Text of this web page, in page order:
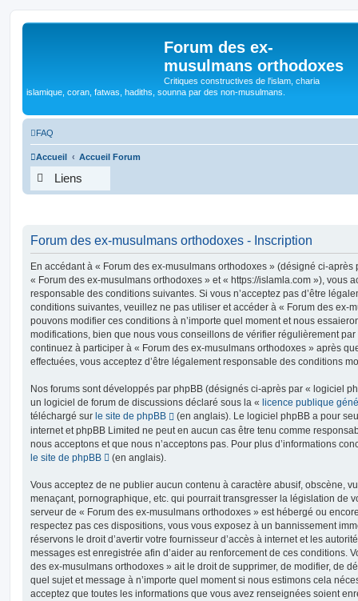
Forum des ex-
musulmans orthodoxes
Critiques constructives de l'islam, charia
islamique, coran, fatwas, hadiths, sounna par des non-musulmans.
FAQ
Accueil Accueil Forum
Liens
Forum des ex-musulmans orthodoxes - Inscription
En accédant à « Forum des ex-musulmans orthodoxes » (désigné ci-après
« Forum des ex-musulmans orthodoxes » et « https://islamla.com »), vous
responsable des conditions suivantes. Si vous n’acceptez pas d’être
conditions suivantes, veuillez ne pas utiliser et accéder à « Forum des ex-
pouvons modifier ces conditions à n’importe quel moment et nous
modifications, bien que nous vous conseillons de vérifier régulièrement par
continuez à participer à « Forum des ex-musulmans orthodoxes » après
effectuées, vous acceptez d’être légalement responsable des conditions
Nos forums sont développés par phpBB (désignés ci-après par « logiciel
un logiciel de forum de discussions déclaré sous la « licence publique
téléchargé sur le site de phpBB
(en anglais). Le logiciel phpBB a pour
internet et phpBB Limited ne peut en aucun cas être tenu comme
nous acceptons et que nous n’acceptons pas. Pour plus d’informations
le site de phpBB
(en anglais).
Vous acceptez de ne publier aucun contenu à caractère abusif, obscène,
menaçant, pornographique, etc. qui pourrait transgresser la législation de
serveur de « Forum des ex-musulmans orthodoxes » est hébergé ou
respectez pas ces dispositions, vous vous exposez à un bannissement
réservons le droit d’avertir votre fournisseur d’accès à internet et les
messages est enregistrée afin d’aider au renforcement de ces conditions.
des ex-musulmans orthodoxes » ait le droit de supprimer, de modifier, de
quel sujet et message à n’importe quel moment si nous estimons cela
acceptez que toutes les informations que vous avez renseignées soient